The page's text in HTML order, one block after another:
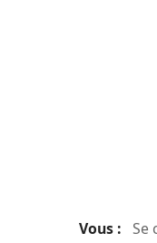
Vous : Se